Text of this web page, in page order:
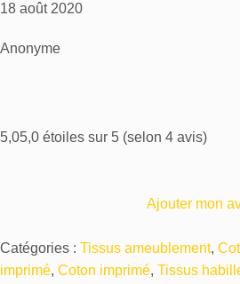
18 août 2020
Anonyme
5,05,0 étoiles sur 5 (selon 4 avis)
Ajouter mon
Catégories : Tissus ameublement,
imprimé, Coton imprimé, Tissus